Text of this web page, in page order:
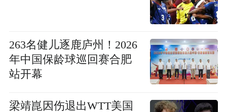
263名健儿逐鹿庐州！2026
年中国保龄球巡回赛合肥
站开幕
梁靖崑因伤退出WTT美国